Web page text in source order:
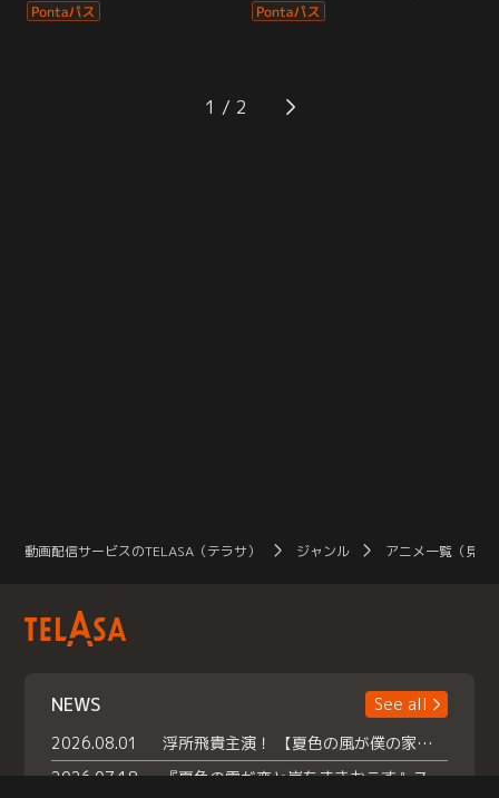
塔を次々に落としたタケルは、最後
に残された玄武塔で晴明と対峙す
「十二天将」を再び自身に取り込
み、最高峰の力で迎え撃つ。その
タケルが次に目覚めた世界は、すで
に百年夜行に敗北し滅亡へと向かっ
語り始める。その男の名はクニヒ
ト。晴明の占いによって予測された
1
動画配信サービスのTELASA（テラサ） ジャンル アニメ一覧（見放
NEWS
See all
2026.08.01
浮所飛貴主演！ 【夏色の風が僕の家にやってきた】 本日よりテラサで独占配信スタート！
2026.07.18
『夏色の雲が恋と嵐をまきおこす』スペシャルメイキング 【Part1】2026年７月18日（土）23時30分～配信スタート！話題のシーンの裏側を大公開！豪華キャスト大集合！ 『武宮家 真夏の家族会議』開催！